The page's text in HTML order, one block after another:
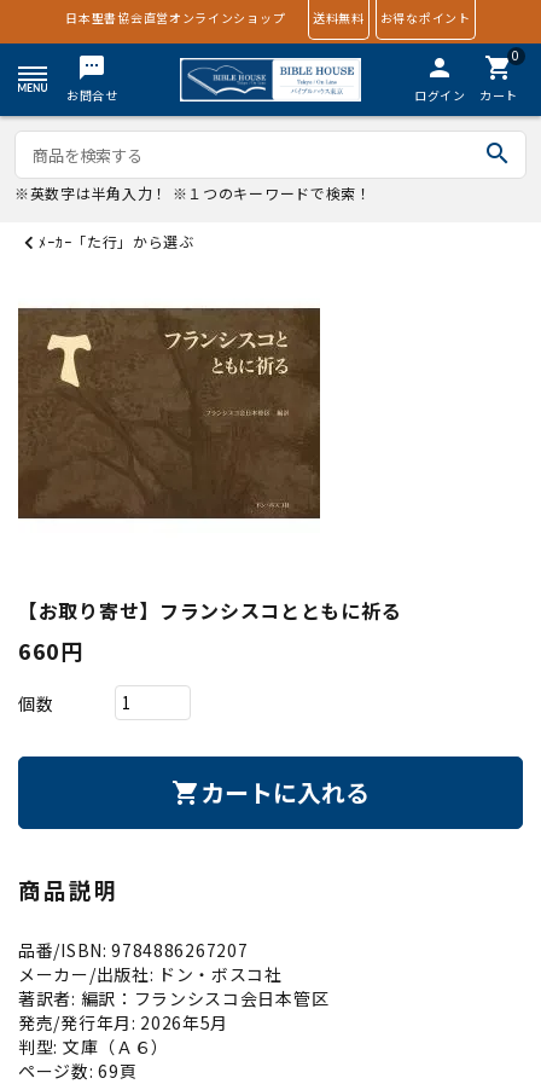
日本聖書協会直営オンラインショップ 送料無料 お得なポイント
textsms
お問合せ
person
ログイン
0
shopping_cart
カート
search
※英数字は半角入力！ ※１つのキーワードで検索！
ﾒｰｶｰ「た行」から選ぶ
【お取り寄せ】フランシスコとともに祈る
660円
個数
shopping_cart カートに入れる
商品説明
品番/ISBN: 9784886267207
メーカー/出版社: ドン・ボスコ社
著訳者: 編訳：フランシスコ会日本管区
発売/発行年月: 2026年5月
判型: 文庫（Ａ６）
ページ数: 69頁